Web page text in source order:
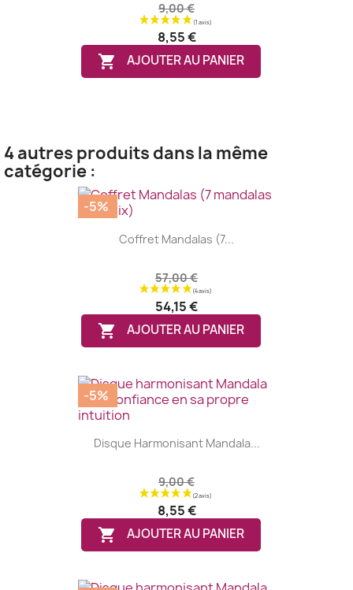
9,00 €
8,55 €
 AJOUTER AU PANIER
4 autres produits dans la même
catégorie :
Coffret Mandalas (7...
57,00 €
54,15 €
 AJOUTER AU PANIER
-5%
Disque Harmonisant Mandala...
9,00 €
8,55 €
 AJOUTER AU PANIER
-5%